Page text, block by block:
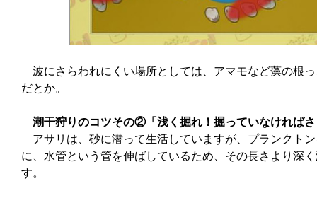
波にさらわれにくい場所としては、アマモなど藻の根
だとか。
潮干狩りのコツその②「浅く掘れ！掘っていなければ
アサリは、砂に潜って生活していますが、プランクト
に、水管という管を伸ばしているため、その長さより深
す。